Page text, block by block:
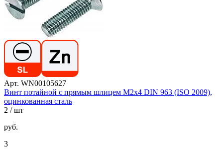
Арт. WN00105627
Винт потайной с прямым шлицем М2х4 DIN 963 (ISO 2009),
оцинкованная сталь
2 / шт
руб.
3